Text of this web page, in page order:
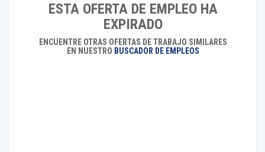
ESTA OFERTA DE EMPLEO HA
EXPIRADO
ENCUENTRE OTRAS OFERTAS DE TRABAJO SIMILARES
EN NUESTRO BUSCADOR DE EMPLEOS